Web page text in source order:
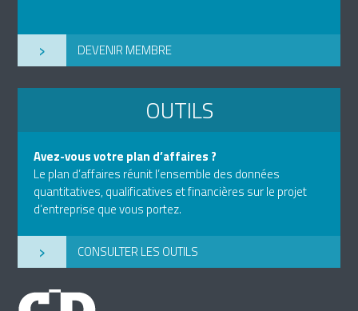
› DEVENIR MEMBRE
OUTILS
Avez-vous votre plan d’affaires ?
Le plan d’affaires réunit l’ensemble des données
quantitatives, qualificatives et financières sur le projet
d’entreprise que vous portez.
› CONSULTER LES OUTILS